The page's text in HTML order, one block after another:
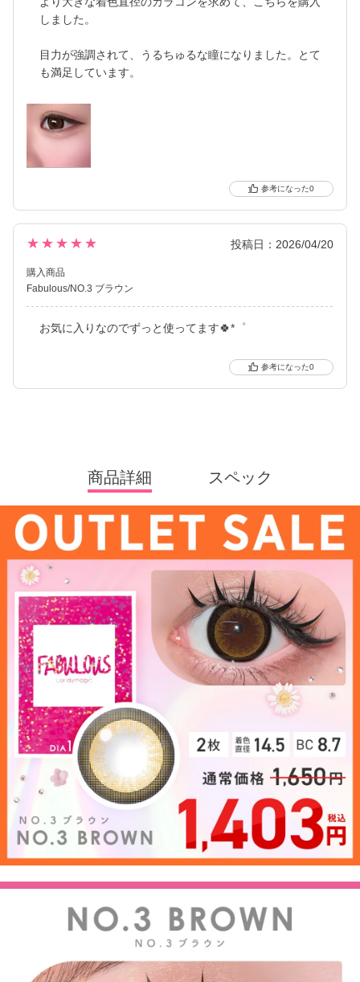
しました。
目力が強調されて、うるちゅるな瞳になりました。とて
も満足しています。
0
★★★★★ 投稿日：2026/04/20
購入商品
Fabulous/NO.3 ブラウン
お気に入りなのでずっと使ってます🍀*゜
0
商品詳細 スペック